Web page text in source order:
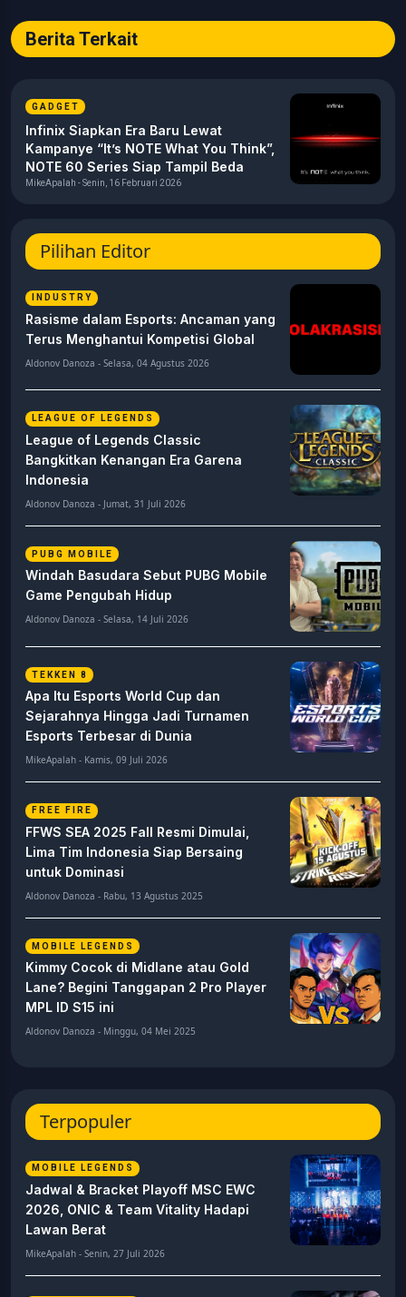
Berita Terkait
GADGET
Infinix Siapkan Era Baru Lewat
Kampanye “It’s NOTE What You Think”,
NOTE 60 Series Siap Tampil Beda
MikeApalah - Senin, 16 Februari 2026
Pilihan Editor
INDUSTRY
Rasisme dalam Esports: Ancaman yang
Terus Menghantui Kompetisi Global
Aldonov Danoza - Selasa, 04 Agustus 2026
LEAGUE OF LEGENDS
League of Legends Classic
Bangkitkan Kenangan Era Garena
Indonesia
Aldonov Danoza - Jumat, 31 Juli 2026
PUBG MOBILE
Windah Basudara Sebut PUBG Mobile
Game Pengubah Hidup
Aldonov Danoza - Selasa, 14 Juli 2026
TEKKEN 8
Apa Itu Esports World Cup dan
Sejarahnya Hingga Jadi Turnamen
Esports Terbesar di Dunia
MikeApalah - Kamis, 09 Juli 2026
FREE FIRE
FFWS SEA 2025 Fall Resmi Dimulai,
Lima Tim Indonesia Siap Bersaing
untuk Dominasi
Aldonov Danoza - Rabu, 13 Agustus 2025
MOBILE LEGENDS
Kimmy Cocok di Midlane atau Gold
Lane? Begini Tanggapan 2 Pro Player
MPL ID S15 ini
Aldonov Danoza - Minggu, 04 Mei 2025
Terpopuler
MOBILE LEGENDS
Jadwal & Bracket Playoff MSC EWC
2026, ONIC & Team Vitality Hadapi
Lawan Berat
MikeApalah - Senin, 27 Juli 2026